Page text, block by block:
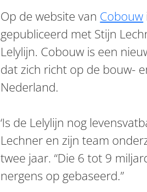
Op de website van Cobouw
gepubliceerd met Stijn
Lelylijn. Cobouw is een
dat zich richt op de bouw-
Nederland.
‘Is de Lelylijn nog
Lechner en zijn team
twee jaar. “Die 6 tot 9
nergens op gebaseerd.”